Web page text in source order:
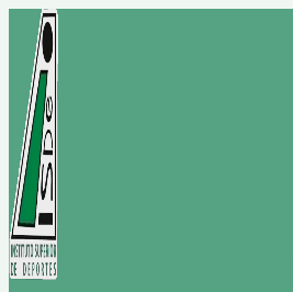
Saltar
contenido